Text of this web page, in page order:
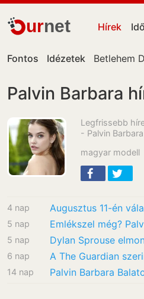
urnet Hírek
Fontos Idézetek Betlehem
Palvin Barbara
Legfrissebb
- Palvin Barbara
magyar modell
4 nap
5 nap
5 nap
6 nap
14 nap